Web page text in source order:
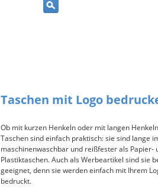
Taschen mit Logo
Ob mit kurzen Henkeln oder mit langen
Taschen sind einfach praktisch: sie sind lange
maschinenwaschbar und reißfester als Papier-
Plastiktaschen. Auch als Werbeartikel sind sie
geeignet, denn sie werden einfach mit Ihrem
bedruckt.